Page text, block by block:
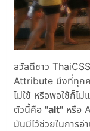
สวัสดีชาว
Attribute นึงที่ทุกค
ไม่ใช้ หรือพอใช้ก็ไ
ตัวนี้คือ"alt" หรือ
มันมีไว้ช่วยในการอ่